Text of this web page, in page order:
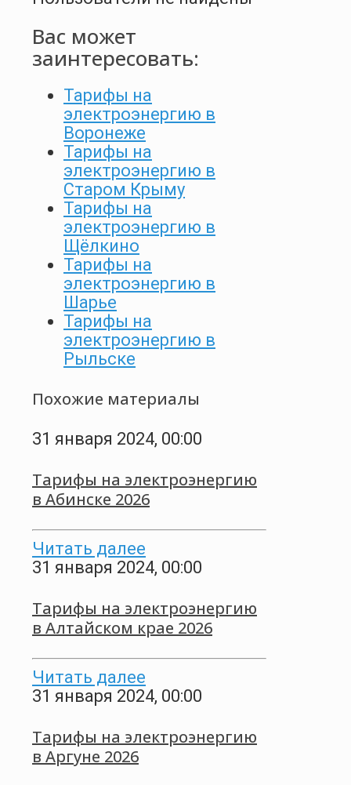
Вас может
заинтересовать:
Тарифы на
электроэнергию в
Воронеже
Тарифы на
электроэнергию в
Старом Крыму
Тарифы на
электроэнергию в
Щёлкино
Тарифы на
электроэнергию в
Шарье
Тарифы на
электроэнергию в
Рыльске
Похожие материалы
31 января 2024, 00:00
Тарифы на электроэнергию
в Абинске 2026
Читать далее
31 января 2024, 00:00
Тарифы на электроэнергию
в Алтайском крае 2026
Читать далее
31 января 2024, 00:00
Тарифы на электроэнергию
в Аргуне 2026